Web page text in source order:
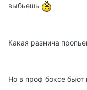
выбьешь
Какая разнича
Но в проф боксе